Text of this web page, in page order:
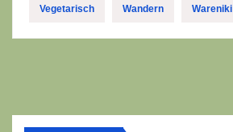
Vegetarisch Wandern Wareniki